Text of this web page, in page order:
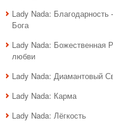
Lady Nada: Благодарность
Бога
Lady Nada: Божественная
любви
Lady Nada: Диамантовый
Lady Nada: Карма
Lady Nada: Лёгкость